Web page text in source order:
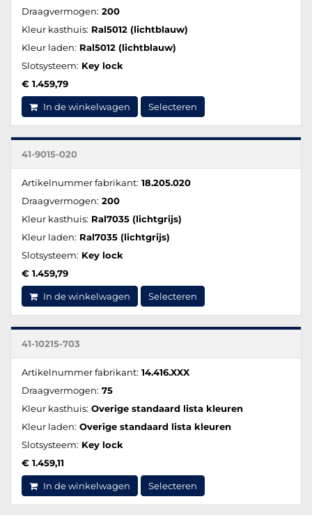
Draagvermogen: 200
Kleur kasthuis: Ral5012 (lichtblauw)
Kleur laden: Ral5012 (lichtblauw)
Slotsysteem: Key lock
€ 1.459,79
In de winkelwagen Selecteren
41-9015-020
Artikelnummer fabrikant: 18.205.020
Draagvermogen: 200
Kleur kasthuis: Ral7035 (lichtgrijs)
Kleur laden: Ral7035 (lichtgrijs)
Slotsysteem: Key lock
€ 1.459,79
In de winkelwagen Selecteren
41-10215-703
Artikelnummer fabrikant: 14.416.XXX
Draagvermogen: 75
Kleur kasthuis: Overige standaard lista kleuren
Kleur laden: Overige standaard lista kleuren
Slotsysteem: Key lock
€ 1.459,11
In de winkelwagen Selecteren